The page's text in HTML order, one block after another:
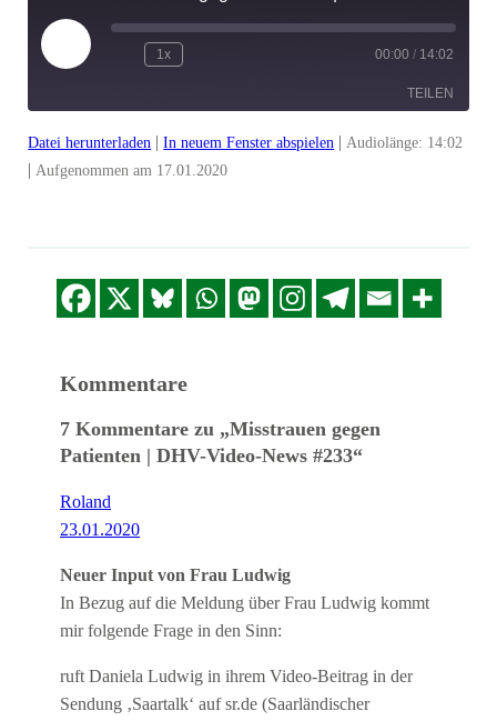
Play
Episode
1x 00:00 / 14:02
TEILEN
Datei herunterladen |In neuem Fenster abspielen |Audiolänge: 14:02
|Aufgenommen am 17.01.2020
Kommentare
7 Kommentare zu „Misstrauen gegen
Patienten | DHV-Video-News #233“
Roland
23.01.2020
Neuer Input von Frau Ludwig
In Bezug auf die Meldung über Frau Ludwig kommt
mir folgende Frage in den Sinn:
ruft Daniela Ludwig in ihrem Video-Beitrag in der
Sendung ‚Saartalk‘ auf sr.de (Saarländischer